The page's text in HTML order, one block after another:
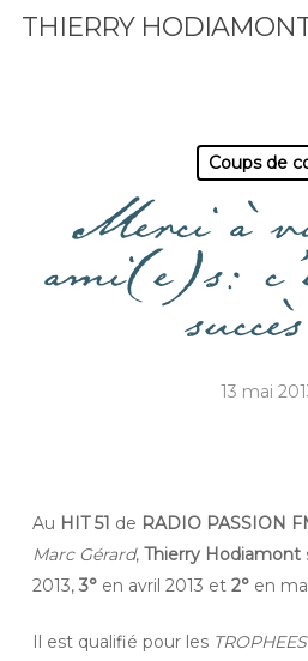
SkipTHIERRY
Coups de
Merci à
ami(e)s:
13 mai
Au HIT 51 de RADIO PASSION
Marc Gérard,Thierry Hodiamont
2013,3°en avril 2013 et 2° en
Il est qualifié pour les